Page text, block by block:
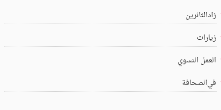
زادالثائرين
زيارات
العمل النسوي
في‌الصحافة